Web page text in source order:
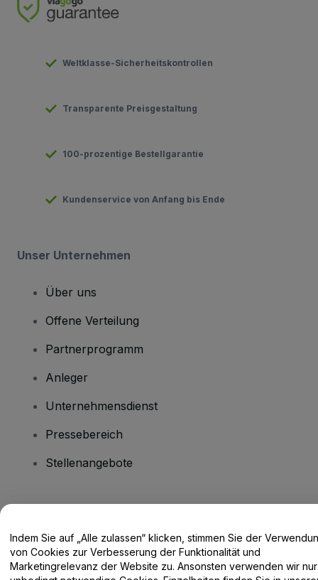
Weltklasse-Sicherheitskontrollen
Transparente Preisgestaltung
100-prozentige Bestellgarantie
Kundenservice von Anfang bis Ende
Unser Unternehmen
Über uns
Offene Verteilung
Partnerprogramm
Anleger
Unternehmensdienst
Pressebereich
Stellenangebote
Hilfe-Center / Kontakt
Indem Sie auf „Alle zulassen“ klicken, stimmen Sie der
von Cookies zur Verbesserung der Funktionalität und
Marketingrelevanz der Website zu. Ansonsten verwenden wir nur